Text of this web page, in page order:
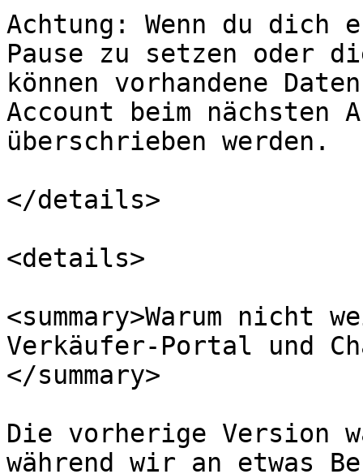
Achtung: Wenn du
Pause zu setzen oder
können vorhandene
Account beim nächsten
überschrieben werden.
</details>
<details>
<summary>Warum nicht
Verkäufer-Portal und
</summary>
Die vorherige Version
während wir an etwas